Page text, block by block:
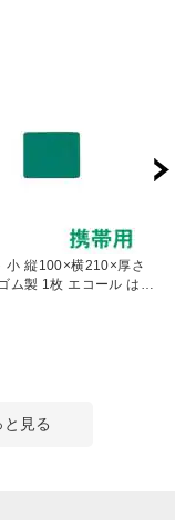
小 縦100×横210×厚さ
ム製 1枚 エコール はん
下敷き スタンプ EC-IM-
見る